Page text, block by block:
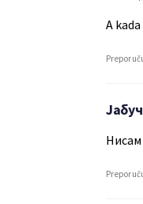
A
Нисам